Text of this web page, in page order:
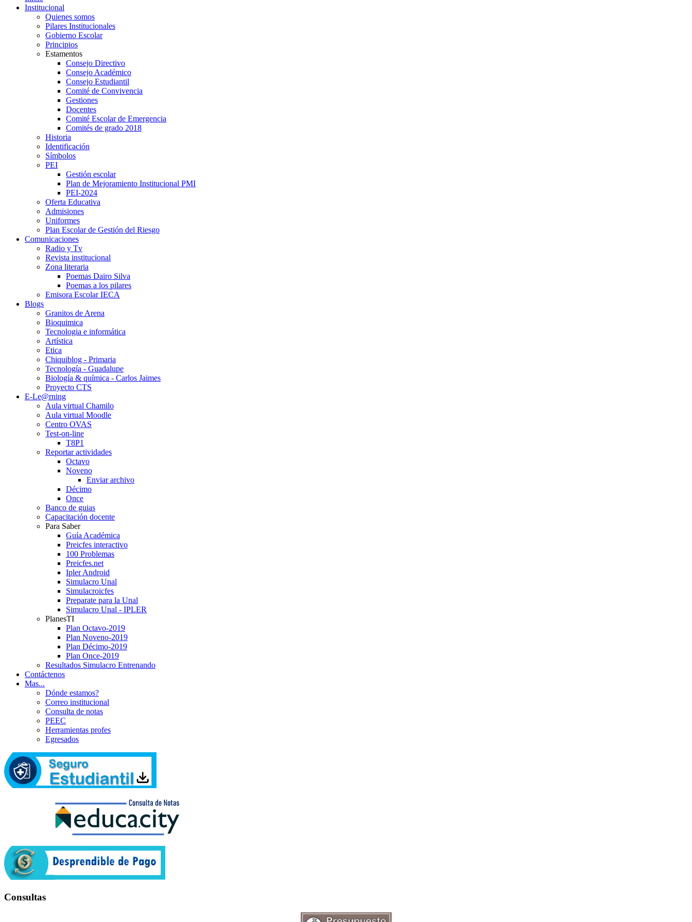
Institucional
Quienes somos
Pilares Institucionales
Gobierno Escolar
Principios
Estamentos
Consejo Directivo
Consejo Académico
Consejo Estudiantil
Comité de Convivencia
Gestiones
Docentes
Comité Escolar de Emergencia
Comités de grado 2018
Historia
Identificación
Símbolos
PEI
Gestión escolar
Plan de Mejoramiento Institucional PMI
PEI-2024
Oferta Educativa
Admisiones
Uniformes
Plan Escolar de Gestión del Riesgo
Comunicaciones
Radio y Tv
Revista institucional
Zona literaria
Poemas Dairo Silva
Poemas a los pilares
Emisora Escolar IECA
Blogs
Granitos de Arena
Bioquimica
Tecnologia e informática
Artística
Etica
Chiquiblog - Primaria
Tecnología - Guadalupe
Biología & química - Carlos Jaimes
Proyecto CTS
E-Le@rning
Aula virtual Chamilo
Aula virtual Moodle
Centro OVAS
Test-on-line
T8P1
Reportar actividades
Octavo
Noveno
Enviar archivo
Décimo
Once
Banco de guias
Capacitación docente
Para Saber
Guía Académica
Preicfes interactivo
100 Problemas
Preicfes.net
Ipler Android
Simulacro Unal
Simulacroicfes
Preparate para la Unal
Simulacro Unal - IPLER
PlanesTI
Plan Octavo-2019
Plan Noveno-2019
Plan Décimo-2019
Plan Once-2019
Resultados Simulacro Entrenando
Contáctenos
Mas...
Dónde estamos?
Correo institucional
Consulta de notas
PEEC
Herramientas profes
Egresados
Consultas